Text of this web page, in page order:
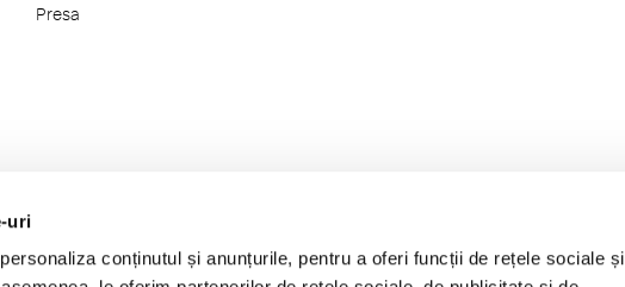
uri
conținutul și anunțurile, pentru a oferi funcții de rețele sociale și
Presa